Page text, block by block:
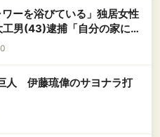
ワーを浴びている」独居女性
男(43)逮捕「自分の家に
人 伊藤琉偉のサヨナラ打